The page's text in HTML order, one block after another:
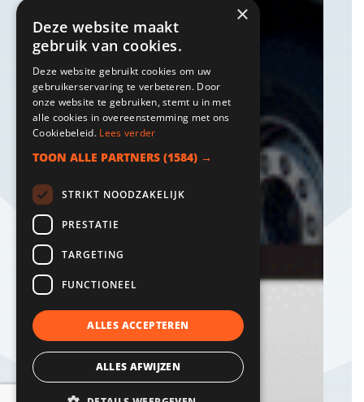
×
Deze website maakt
gebruik van cookies.
Deze website gebruikt cookies om uw
gebruikerservaring te verbeteren. Door
onze website te gebruiken, stemt u in met
alle cookies in overeenstemming met ons
Cookiebeleid. Lees verder
TOON ALLE PARTNERS (1584) →
STRIKT NOODZAKELIJK
PRESTATIE
TARGETING
FUNCTIONEEL
ALLES ACCEPTEREN
ALLES AFWIJZEN